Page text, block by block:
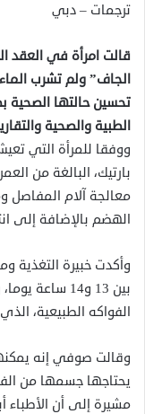
ترجمات – دبي
قالت امرأة في العقد
الجاف” ولم تشرب
تحسين حالتها الصحية
الطبية والصحية
ووفقا للمرأة التي
بارتيك، البالغة من العمر 35 عاما، فقد ساعدها الصوم الجاف
معالجة آلام المفاصل
الهضم بالإضافة إلى
وأكدت خبيرة التغذية
بين 13 و14
الفواكه الطبيعية،
وقالت صوفي إنه
يحتاجها جسمها من
مشيرة إلى أن الأطباء